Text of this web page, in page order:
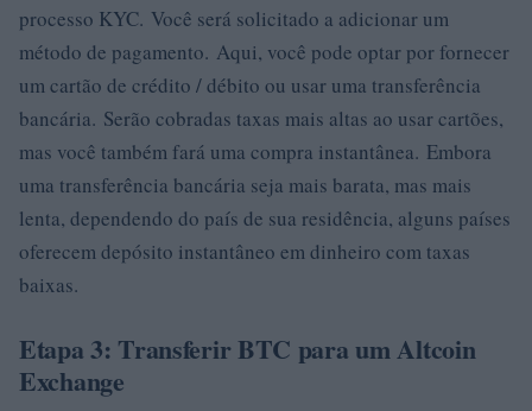
processo KYC. Você será solicitado a adicionar um
método de pagamento. Aqui, você pode optar por fornecer
um cartão de crédito / débito ou usar uma transferência
bancária. Serão cobradas taxas mais altas ao usar cartões,
mas você também fará uma compra instantânea. Embora
uma transferência bancária seja mais barata, mas mais
lenta, dependendo do país de sua residência, alguns países
oferecem depósito instantâneo em dinheiro com taxas
baixas.
Etapa 3: Transferir BTC para um Altcoin
Exchange